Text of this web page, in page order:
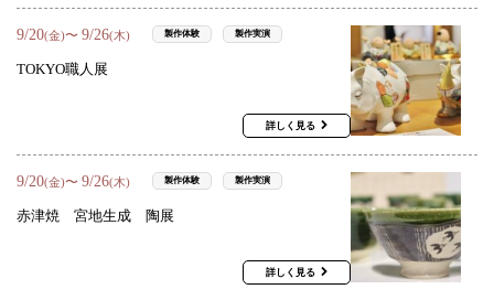
9/20(金)〜 9/26(木) 製作体験 製作実演
TOKYO職人展
詳しく見る
9/20(金)〜 9/26(木) 製作体験 製作実演
赤津焼 宮地生成 陶展
詳しく見る